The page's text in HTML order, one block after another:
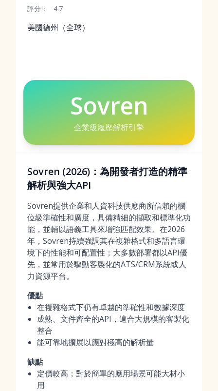
評分： 4.7
美國德州（全球）
Sovren
企業級履歷解析引擎
Sovren (2026)：為開發者打造的精準
解析與強大API
Sovren提供企業和人資科技供應商所信賴的欄
位級準確性和廣度，具備精細的擷取和標準化功
能，並輔以語義工具來增強匹配效果。在2026
年，Sovren持續強調其在複雜格式和多語言環
境下的性能和可配置性；大多數部署都以API優
先，並常用於驅動客製化的ATS/CRM系統或人
力資源平台。
優點
在複雜格式下仍有卓越的準確性和數據深度
成熟、文件齊全的API，適合大規模的客製化
整合
能可靠地擴展以應對極高的解析量
缺點
定價較高；對於簡單的應用場景可能大材小
用